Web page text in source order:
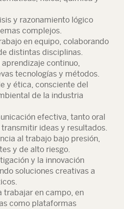
y razonamiento lógico
complejos.
en equipo, colaborando
distintas disciplinas.
continuo,
tecnologías y métodos.
y ética, consciente del
de la industria
efectiva, tanto oral
ideas y resultados.
al trabajo bajo presión,
y de alto riesgo.
y la innovación
soluciones creativas a
trabajar en campo, en
como plataformas